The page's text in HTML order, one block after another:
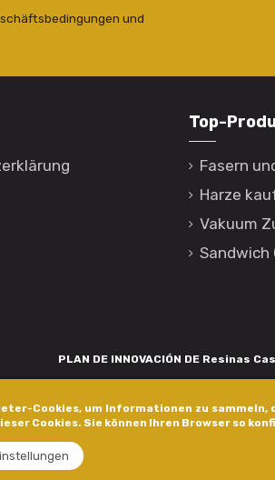
Cookies, um Informationen zu
Cookies. Sie können Ihren Browser so
und
Top-
Fasern
Harze
Vakuum
Sandwich
PLAN DE INNOVACIÓN DE Resinas
a través de axudas concedidas pola Axencia
dentro do programa de axudas a empresa.